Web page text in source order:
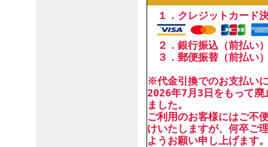
１．クレジットカード
２．銀行振込（前払い
３．郵便振替（前払い
※代金引換でのお支払い
2026年7月3日をもって廃
ました。
ご利用のお客様にはご不
けいたしますが、何卒ご
ようお願い申し上げます